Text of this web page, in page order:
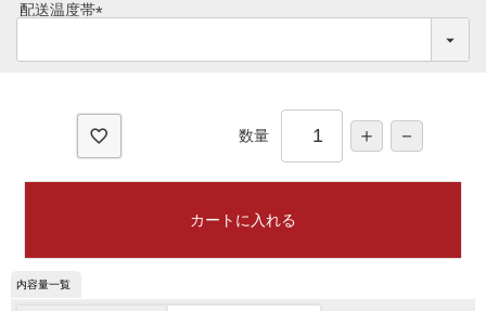
食べ方レシピ
レビュー一覧
ご予算から選ぶ
ギフトカテゴリー一覧
配送温度帯
必
数量
カートに入れる